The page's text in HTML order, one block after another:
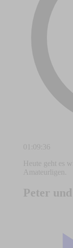
01:09:36
Heute geht es
Amateurligen.
Peter